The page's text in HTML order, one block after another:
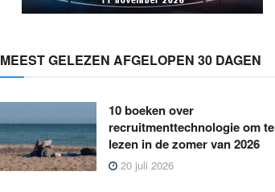
MEEST GELEZEN AFGELOPEN 30 DAGEN
10 boeken over
recruitmenttechnologie om te
lezen in de zomer van 2026
20 juli 2026